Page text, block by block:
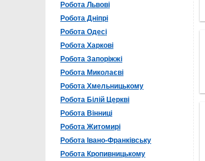
Робота Львові
Робота Дніпрі
Робота Одесі
Робота Харкові
Робота Запоріжжі
Робота Миколаєві
Робота Хмельницькому
Робота Білій Церкві
Робота Вінниці
Робота Житомирі
Робота Івано-Франківську
Робота Кропивницькому